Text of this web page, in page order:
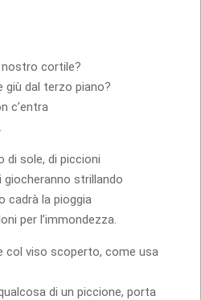
cortile?
dal terzo piano?
c’entra
di sole, di piccioni
giocheranno strillando
cadrà la pioggia
per l’immondezza.
col viso scoperto, come usa
di un piccione, porta